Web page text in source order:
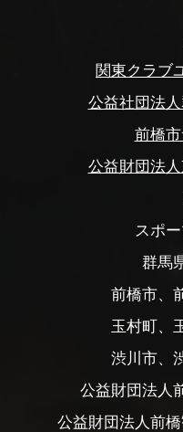
関東クラブ
公益社団法
前橋
公益財団法
スポ
群馬
前橋市、
玉村町、
渋川市、
公益財団法人
公益財団法人前